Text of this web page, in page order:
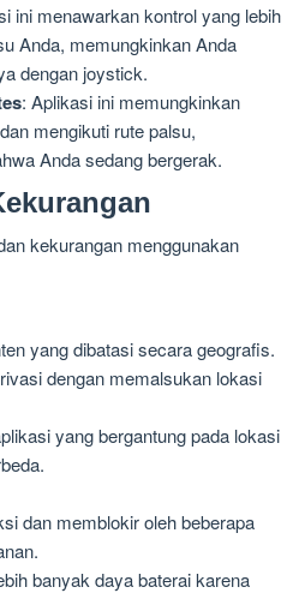
ini menawarkan kontrol yang lebih
Anda, memungkinkan Anda
dengan joystick.
: Aplikasi ini memungkinkan
mengikuti rute palsu,
Anda sedang bergerak.
kekurangan menggunakan
yang dibatasi secara geografis.
dengan memalsukan lokasi
yang bergantung pada lokasi
dan memblokir oleh beberapa
banyak daya baterai karena